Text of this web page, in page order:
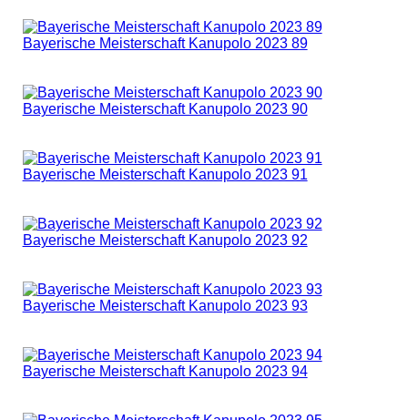
Bayerische Meisterschaft Kanupolo 2023 89
Bayerische Meisterschaft Kanupolo 2023 90
Bayerische Meisterschaft Kanupolo 2023 91
Bayerische Meisterschaft Kanupolo 2023 92
Bayerische Meisterschaft Kanupolo 2023 93
Bayerische Meisterschaft Kanupolo 2023 94